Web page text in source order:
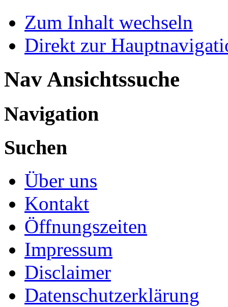
Zum Inhalt wechseln
Direkt zur
Nav Ansichtssuche
Navigation
Suchen
Über uns
Kontakt
Öffnungszeiten
Impressum
Disclaimer
Datenschutzerklärung